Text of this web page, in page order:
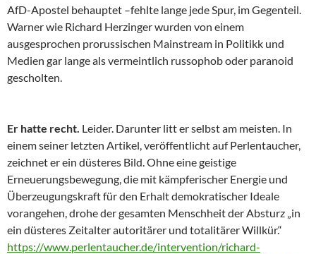
AfD-Apostel behauptet –fehlte lange jede Spur, im Gegenteil.
Warner wie Richard Herzinger wurden von einem
ausgesprochen prorussischen Mainstream in Politikk und
Medien gar lange als vermeintlich russophob oder paranoid
gescholten.
Er hatte recht. Leider. Darunter litt er selbst am meisten. In
einem seiner letzten Artikel, veröffentlicht auf Perlentaucher,
zeichnet er ein düsteres Bild. Ohne eine geistige
Erneuerungsbewegung, die mit kämpferischer Energie und
Überzeugungskraft für den Erhalt demokratischer Ideale
vorangehen, drohe der gesamten Menschheit der Absturz „in
ein düsteres Zeitalter autoritärer und totalitärer Willkür.“
https://www.perlentaucher.de/intervention/richard-